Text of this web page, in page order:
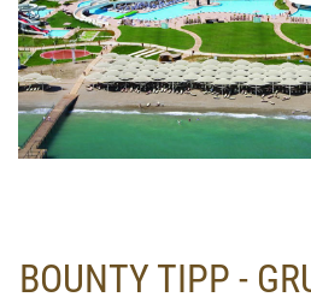
BOUNTY TIPP -